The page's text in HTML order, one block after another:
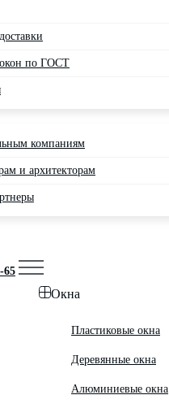
по ГОСТ
компаниям
и архитекторам
65
Окна
Пластиковые окна
Деревянные окна
Алюминиевые окна